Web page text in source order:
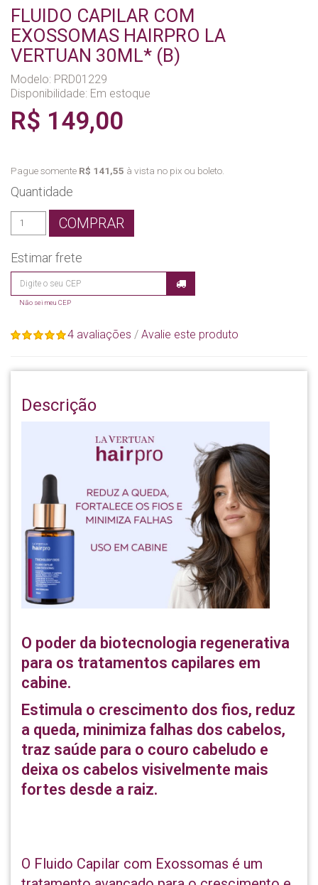
FLUIDO CAPILAR COM
EXOSSOMAS HAIRPRO LA
VERTUAN 30ML* (B)
Modelo: PRD01229
Disponibilidade: Em estoque
R$ 149,00
Pague somente R$ 141,55 à vista no pix ou boleto.
Quantidade
COMPRAR
Estimar frete
Não sei meu CEP
4 avaliações / Avalie este produto
Descrição
O poder da biotecnologia regenerativa
para os tratamentos capilares em
cabine.
Estimula o crescimento dos fios, reduz
a queda, minimiza falhas dos cabelos,
traz saúde para o couro cabeludo e
deixa os cabelos visivelmente mais
fortes desde a raiz.
O Fluido Capilar com Exossomas é um